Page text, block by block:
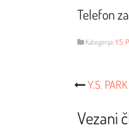
Telefon
Kategorija:Y.S.
Post
Y.S.
Vezani